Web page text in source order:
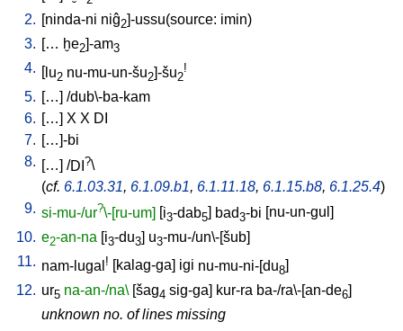
2. [ninda-ni niĝ2]-ussu(source: imin)
3. [… ḫe2]-am3
4. lu2 nu-mu-un-šu2]-šu2
!
5. […] /dub\-ba-kam
6. […] X X DI
7. […]-bi
8.
… ] /DI ?\
(cf. 6.1.03.31, 6.1.09.b1, 6.1.11.18, 6.1.15.b8, 6.1.25.4)
9. si-mu-/ur?\-[ru-um] i3-dab5 bad3-bi nu-un-gul
10. e2-an-na [i3-du3] u3-mu-/un\-[šub]
11. nam-lugal ! kalag-ga igi nu-mu-ni-[du8
12. ur5 na-an-/na\ [šag4 sig-ga] kur-ra ba-/ra\-[an-de6]
unknown no. of lines missing